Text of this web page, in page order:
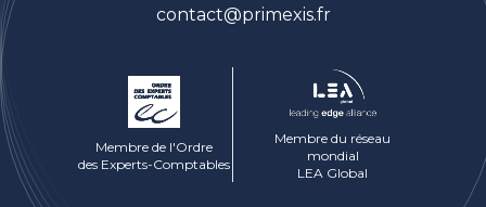
contact@primexis.fr
Membre de l'Ordre
des Experts-Comptables
Membre du réseau
mondial
LEA Global